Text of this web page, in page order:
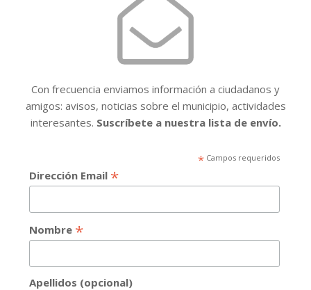
Con frecuencia enviamos información a ciudadanos y
amigos: avisos, noticias sobre el municipio, actividades
interesantes. Suscríbete a nuestra lista de envío.
*Campos requeridos
Dirección Email *
Nombre *
Apellidos (opcional)